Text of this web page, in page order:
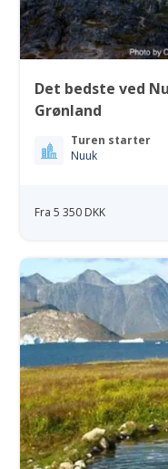
Det bedste ved
Grønland
Turen starter
Nuuk
Fra 5 350 DKK